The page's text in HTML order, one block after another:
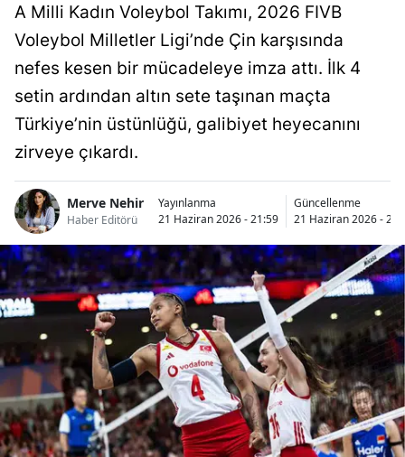
A Milli Kadın Voleybol Takımı, 2026 FIVB
Voleybol Milletler Ligi’nde Çin karşısında
nefes kesen bir mücadeleye imza attı. İlk 4
setin ardından altın sete taşınan maçta
Türkiye’nin üstünlüğü, galibiyet heyecanını
zirveye çıkardı.
Merve Nehir
Haber Editörü
Yayınlanma
21 Haziran 2026 - 21:59
Güncellenme
21 Haziran 2026 -